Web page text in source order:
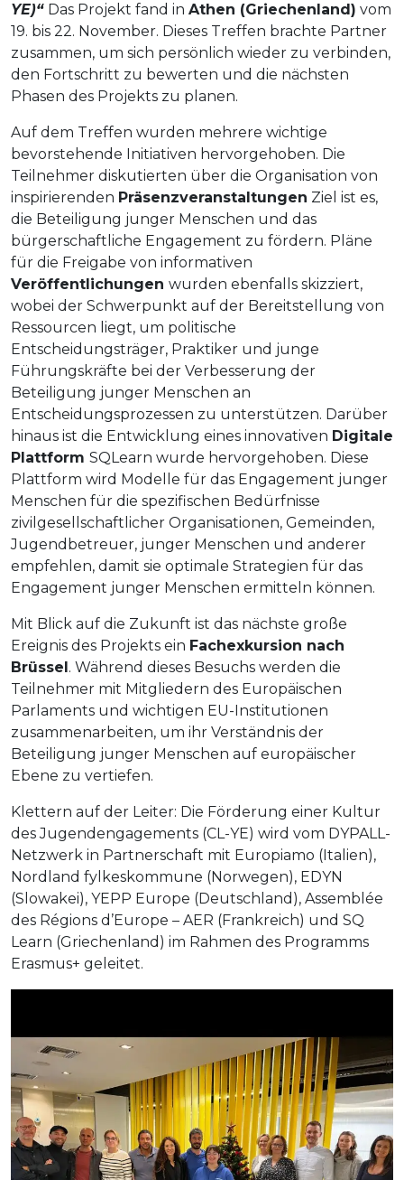
YE)“ Das Projekt fand in Athen (Griechenland) vom
19. bis 22. November. Dieses Treffen brachte Partner
zusammen, um sich persönlich wieder zu verbinden,
den Fortschritt zu bewerten und die nächsten
Phasen des Projekts zu planen.
Auf dem Treffen wurden mehrere wichtige
bevorstehende Initiativen hervorgehoben. Die
Teilnehmer diskutierten über die Organisation von
inspirierenden Präsenzveranstaltungen Ziel ist es,
die Beteiligung junger Menschen und das
bürgerschaftliche Engagement zu fördern. Pläne
für die Freigabe von informativen
Veröffentlichungen wurden ebenfalls skizziert,
wobei der Schwerpunkt auf der Bereitstellung von
Ressourcen liegt, um politische
Entscheidungsträger, Praktiker und junge
Führungskräfte bei der Verbesserung der
Beteiligung junger Menschen an
Entscheidungsprozessen zu unterstützen. Darüber
hinaus ist die Entwicklung eines innovativen Digitale
Plattform SQLearn wurde hervorgehoben. Diese
Plattform wird Modelle für das Engagement junger
Menschen für die spezifischen Bedürfnisse
zivilgesellschaftlicher Organisationen, Gemeinden,
Jugendbetreuer, junger Menschen und anderer
empfehlen, damit sie optimale Strategien für das
Engagement junger Menschen ermitteln können.
Mit Blick auf die Zukunft ist das nächste große
Ereignis des Projekts ein Fachexkursion nach
Brüssel. Während dieses Besuchs werden die
Teilnehmer mit Mitgliedern des Europäischen
Parlaments und wichtigen EU-Institutionen
zusammenarbeiten, um ihr Verständnis der
Beteiligung junger Menschen auf europäischer
Ebene zu vertiefen.
Klettern auf der Leiter: Die Förderung einer Kultur
des Jugendengagements (CL-YE) wird vom DYPALL-
Netzwerk in Partnerschaft mit Europiamo (Italien),
Nordland fylkeskommune (Norwegen), EDYN
(Slowakei), YEPP Europe (Deutschland), Assemblée
des Régions d’Europe – AER (Frankreich) und SQ
Learn (Griechenland) im Rahmen des Programms
Erasmus+ geleitet.